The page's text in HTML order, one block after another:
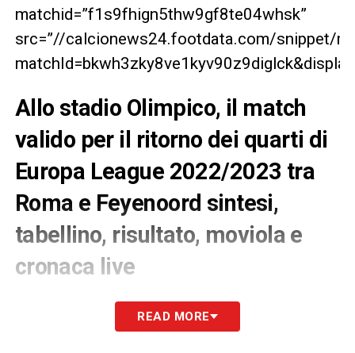
matchid=”f1s9fhign5thw9gf8te04whsk”
src=”//calcionews24.footdata.com/snippet/
Allo stadio Olimpico, il match
valido per il ritorno dei quarti di
Europa League 2022/2023 tra
Roma e Feyenoord sintesi,
tabellino, risultato, moviola e
cronaca live
(Matteo Celletti inviato all’Olimpico) –
stadio Olimpico,
Romae Feyenoord
READ MORE